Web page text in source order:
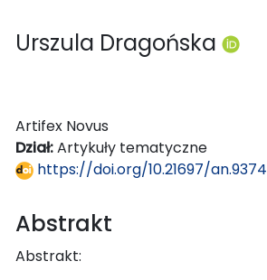
Urszula Dragońska
Artifex Novus
Dział:Artykuły tematyczne
https://doi.org/10.21697/an.9374
Abstrakt
Abstrakt: